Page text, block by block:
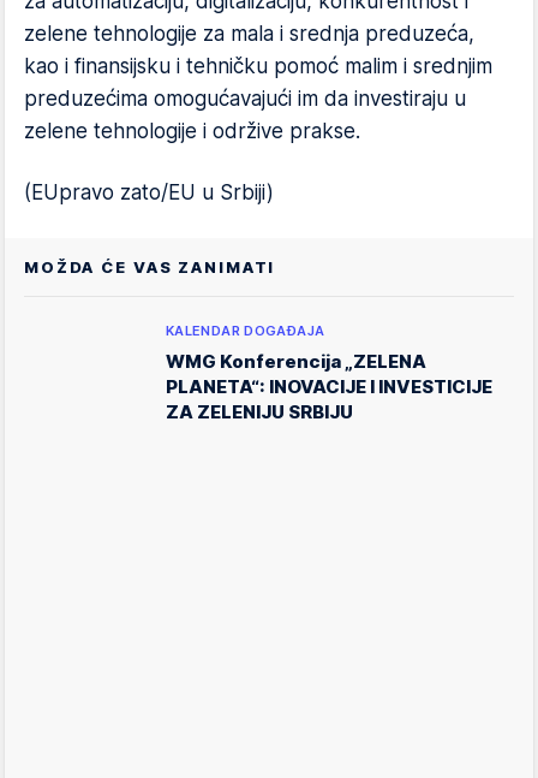
zelene tehnologije za mala i srednja preduzeća,
kao i finansijsku i tehničku pomoć malim i srednjim
preduzećima omogućavajući im da investiraju u
zelene tehnologije i održive prakse.
(EUpravo zato/EU u Srbiji)
MOŽDA ĆE VAS ZANIMATI
KALENDAR DOGAĐAJA
WMG Konferencija „ZELENA
PLANETA“: INOVACIJE I INVESTICIJE
ZA ZELENIJU SRBIJU